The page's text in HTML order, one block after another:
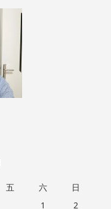
五 六
日
1
2